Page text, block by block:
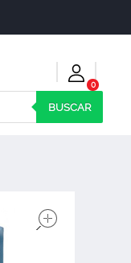
0
BUSCAR